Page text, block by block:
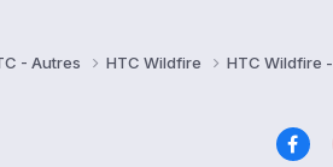
- Autres HTC Wildfire HTC Wildfire